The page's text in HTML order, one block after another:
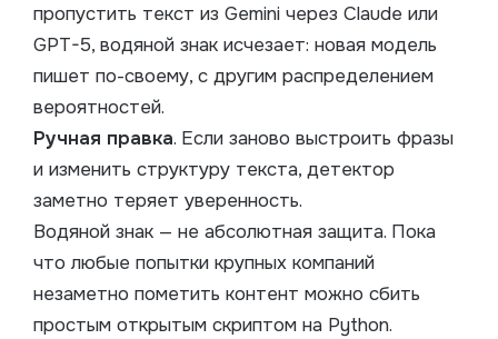
пропустить текст из Gemini через Claude или
GPT-5, водяной знак исчезает: новая модель
пишет по-своему, с другим распределением
вероятностей.
Ручная правка. Если заново выстроить фразы
и изменить структуру текста, детектор
заметно теряет уверенность.
Водяной знак — не абсолютная защита. Пока
что любые попытки крупных компаний
незаметно пометить контент можно сбить
простым открытым скриптом на Python.